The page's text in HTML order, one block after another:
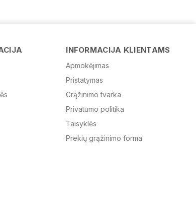
INFORMACIJA KLIENTAMS
Apmokėjimas
Pristatymas
Grąžinimo tvarka
Privatumo politika
Taisyklės
Prekių grąžinimo forma